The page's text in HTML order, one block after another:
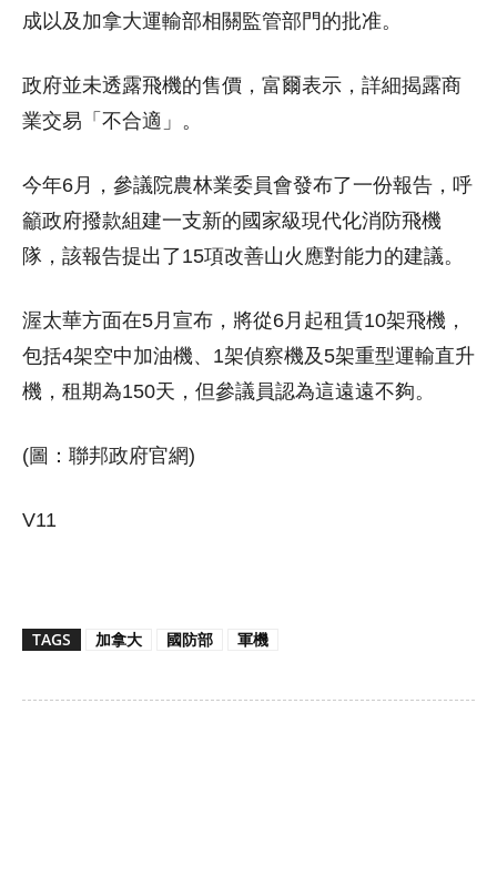
成以及加拿大運輸部相關監管部門的批准。
政府並未透露飛機的售價，富爾表示，詳細揭露商
業交易「不合適」。
今年6月，參議院農林業委員會發布了一份報告，呼
籲政府撥款組建一支新的國家級現代化消防飛機
隊，該報告提出了15項改善山火應對能力的建議。
渥太華方面在5月宣布，將從6月起租賃10架飛機，
包括4架空中加油機、1架偵察機及5架重型運輸直升
機，租期為150天，但參議員認為這遠遠不夠。
(圖：聯邦政府官網)
V11
TAGS 加拿大 國防部 軍機